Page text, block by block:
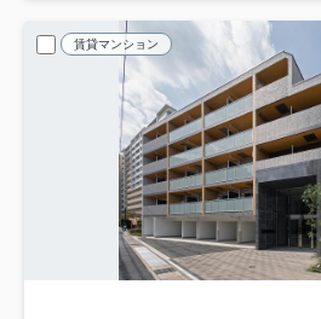
賃貸マンション